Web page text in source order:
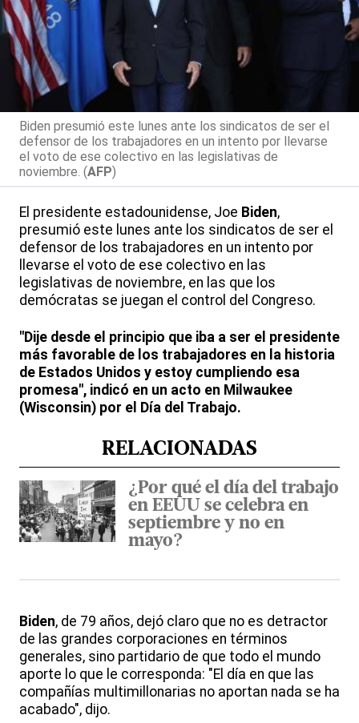
Biden presumió este lunes ante los sindicatos de ser el
defensor de los trabajadores en un intento por llevarse
el voto de ese colectivo en las legislativas de
noviembre. (AFP)
El presidente estadounidense, Joe Biden,
presumió este lunes ante los sindicatos de ser el
defensor de los trabajadores en un intento por
llevarse el voto de ese colectivo en las
legislativas de noviembre, en las que los
demócratas se juegan el control del Congreso.
"Dije desde el principio que iba a ser el presidente
más favorable de los trabajadores en la historia
de Estados Unidos y estoy cumpliendo esa
promesa", indicó en un acto en Milwaukee
(Wisconsin) por el Día del Trabajo.
RELACIONADAS
¿Por qué el día del trabajo
en EEUU se celebra en
septiembre y no en
mayo?
Biden, de 79 años, dejó claro que no es detractor
de las grandes corporaciones en términos
generales, sino partidario de que todo el mundo
aporte lo que le corresponda: "El día en que las
compañías multimillonarias no aportan nada se ha
acabado", dijo.